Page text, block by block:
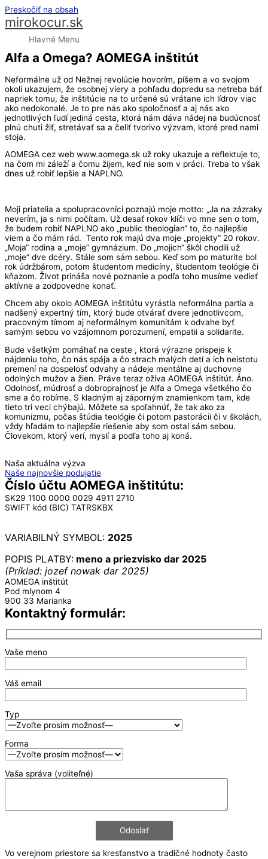
Preskočiť na obsah
mirokocur.sk
Hlavné Menu
Alfa a Omega? AOMEGA inštitút
Neformálne už od Nežnej revolúcie hovorím, píšem a vo svojom
okolí ukazujem, že osobnej viery a pohľadu dopredu sa netreba báť
napriek tomu, že inštitúcie na to určené sú vrátane ich lídrov viac
ako nedokonalé. Je to pre nás ako spoločnosť a aj nás ako
jednotlivých ľudí jediná cesta, ktorá nám dáva nádej na budúcnosť
plnú chuti žiť, stretávať sa a čeliť tvorivo výzvam, ktoré pred nami
stoja.
AOMEGA cez web www.aomega.sk už roky ukazuje a reflektuje to,
na čom mi záleží a čomu žijem, keď nie som v práci. Treba to však
dnes už robiť lepšie a NAPLNO.
Moji priatelia a spolupracovníci poznajú moje motto: „Ja na zázraky
neverím, ja s nimi počítam. Už desať rokov klíči vo mne sen o tom,
že budem robiť NAPLNO ako „public theologian“ to, čo najlepšie
viem a čo mám rád. Tento rok majú dva moje „projekty“ 20 rokov.
„Moja“ rodina a „moje“ gymnázium. Do „mojich“ škôl chodili už
„moje“ dve dcéry. Stále som sám sebou. Keď som po maturite bol
rok údržbárom, potom študentom medicíny, študentom teológie či
kňazom. Život prináša nové poznanie a podľa toho musíme vedieť
aktívne a zodpovedne konať.
Chcem aby okolo AOMEGA inštitútu vyrástla neformálna partia a
nadšený expertný tím, ktorý bude otvárať dvere jednotlivcom,
pracovným tímom aj neformálnym komunitám k odvahe byť
samým sebou vo vzájomnom porozumení, empatii a solidarite.
Bude všetkým pomáhať na ceste , ktorá výrazne prispeje k
nájdeniu toho, čo nás spája a čo strach malých detí a ich neistotu
premení na dospelosť odvahy a nádeje mentálne aj duchovne
odolných mužov a žien. Práve teraz ožíva AOMEGA inštitút. Áno.
Odolnosť, múdrosť a dobroprajnosť je Alfa a Omega všetkého čo
sme a čo robíme. S kladným aj záporným znamienkom tam, kde
tieto tri veci chýbajú. Môžete sa spoľahnúť, že tak ako za
komunizmu, počas štúdia teológie či potom pastorácii či v školách,
vždy hľadám to najlepšie riešenie aby som ostal sám sebou.
Človekom, ktorý verí, myslí a podľa toho aj koná.
Naša aktuálna výzva
Naše najnovšie podujatie
Číslo účtu AOMEGA inštitútu:
SK29 1100 0000 0029 4911 2710
SWIFT kód (BIC) TATRSKBX
VARIABILNÝ SYMBOL: 2025
POPIS PLATBY: meno a priezvisko dar 2025
(Príklad: jozef nowak dar 2025)
AOMEGA inštitút
Pod mlynom 4
900 33 Marianka
Kontaktný formulár:
Vaše meno
Váš email
Typ
Forma
Vaša správa (voliteľné)
Vo verejnom priestore sa kresťanstvo a tradičné hodnoty často